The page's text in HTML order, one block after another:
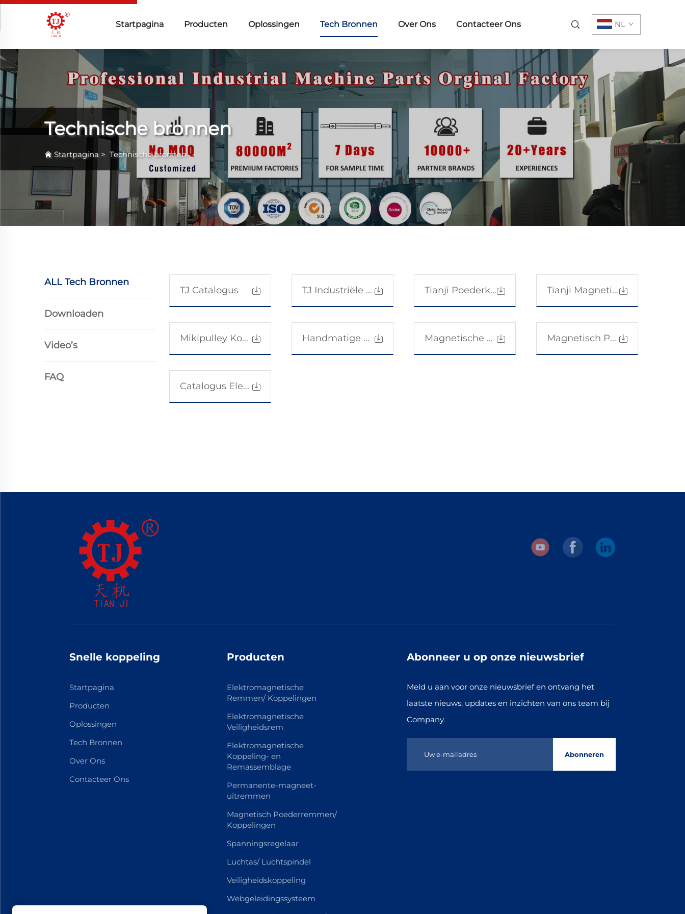
Startpagina Producten Oplossingen Tech Bronnen Over Ons Contacteer Ons NL
Technische bronnen
Startpagina > Technische bronnen
ALL Tech Bronnen
Downloaden
Video’s
FAQ
TJ Catalogus TJ Industriële Koppelingen en Remmen Catalogus Tianji Poederkoppeling-Remcatalogus 1 Tianji Magnetische Poederkoppeling, Remhandleiding Gebruiker
Mikipulley Koppeling Handmatige Spanningsregelaar Magnetische Poederkoppeling Magnetisch Poederrem
Catalogus Elektromagnetische Poederrem
Snelle koppeling
Startpagina
Producten
Oplossingen
Tech Bronnen
Over Ons
Contacteer Ons
Producten
Elektromagnetische
Remmen/ Koppelingen
Elektromagnetische
Veiligheidsrem
Elektromagnetische
Koppeling- en
Remassemblage
Permanente-magneet-
uitremmen
Magnetisch Poederremmen/
Koppelingen
Spanningsregelaar
Luchtas/ Luchtspindel
Veiligheidskoppeling
Webgeleidingssysteem
Abonneer u op onze nieuwsbrief
Meld u aan voor onze nieuwsbrief en ontvang het
laatste nieuws, updates en inzichten van ons team bij
Company.
Abonneren